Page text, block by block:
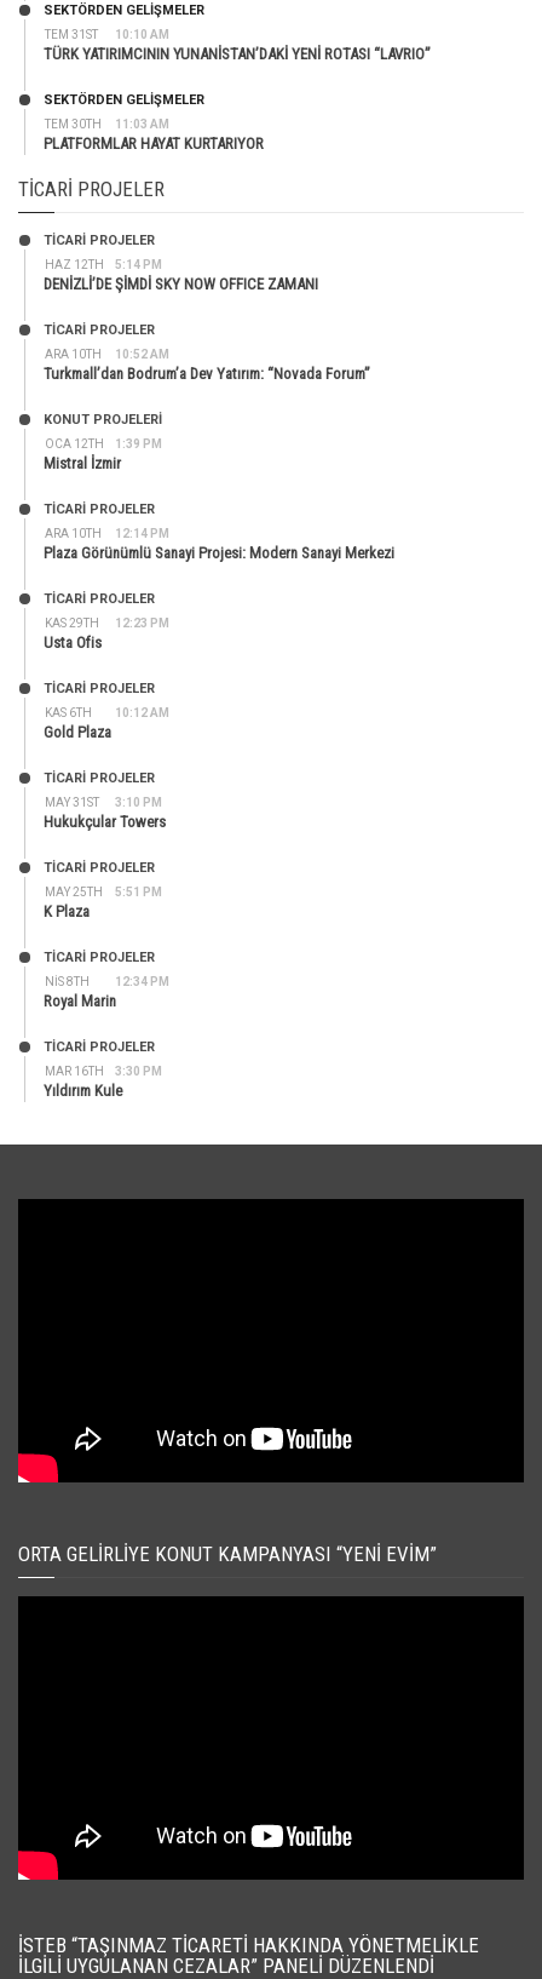
TEM 31ST 10:10 AM
SEKTÖRDEN GELIŞMELER
TÜRK YATIRIMCININ YUNANİSTAN’DAKİ YENİ ROTASI “LAVRIO”
TEM 30TH 11:03 AM
SEKTÖRDEN GELIŞMELER
PLATFORMLAR HAYAT KURTARIYOR
TICARI PROJELER
HAZ 12TH 5:14 PM
TİCARİ PROJELER
DENİZLİ’DE ŞİMDİ SKY NOW OFFICE ZAMANI
ARA 10TH 10:52 AM
TİCARİ PROJELER
Turkmall’dan Bodrum’a Dev Yatırım: “Novada Forum”
OCA 12TH 1:39 PM
KONUT PROJELERI
Mistral İzmir
ARA 10TH 12:14 PM
TİCARİ PROJELER
Plaza Görünümlü Sanayi Projesi: Modern Sanayi Merkezi
KAS 29TH 12:23 PM
TİCARİ PROJELER
Usta Ofis
KAS 6TH 10:12 AM
TİCARİ PROJELER
Gold Plaza
MAY 31ST 3:10 PM
TİCARİ PROJELER
Hukukçular Towers
MAY 25TH 5:51 PM
TİCARİ PROJELER
K Plaza
NIS 8TH 12:34 PM
TİCARİ PROJELER
Royal Marin
MAR 16TH 3:30 PM
TİCARİ PROJELER
Yıldırım Kule
ORTA GELIRLIYE KONUT KAMPANYASI “YENI EVIM”
İSTEB “TAŞINMAZ TICARETI HAKKINDA YÖNETMELIKLE
İLGILI UYGULANAN CEZALAR” PANELI DÜZENLENDI